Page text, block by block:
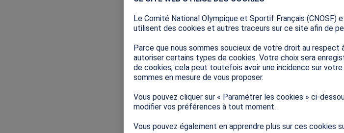
180
fait partie de l’aventure en allant à la
l’université. Partage d’expérience,
réalisation del’escape game Génération
olympiques et paralympiques, eux aussi ont
sport.
La Semaine Olympique et Paralympique s’est
nouveau dispositif «les coupons
concours de l’USEP et de l’UGSEL, à
également par le succès de la mission 30
Le Comité National Olympique et Sportif Français
utilisent des cookies et autres traceurs sur ce site afin de
Parce que nous sommes soucieux de votre droit au respect
autoriser certains types de cookies. Votre choix sera
de cookies, cela peut toutefois avoir une incidence sur
sommes en mesure de vous proposer.
Vous pouvez cliquer sur « Paramétrer les cookies » ci-
modifier vos préférences à tout moment.
Vous pouvez également en apprendre plus sur ces cookies